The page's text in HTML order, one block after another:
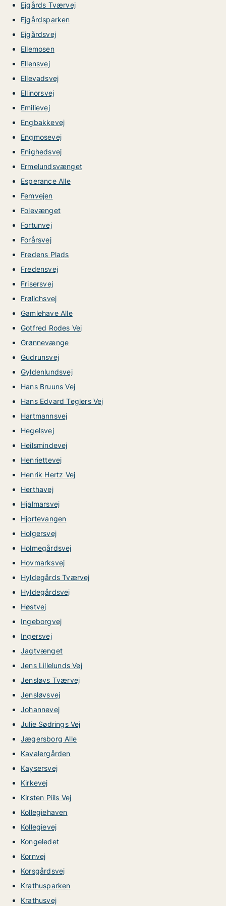
Ejgårds Tværvej
Ejgårdsparken
Ejgårdsvej
Ellemosen
Ellensvej
Ellevadsvej
Ellinorsvej
Emilievej
Engbakkevej
Engmosevej
Enighedsvej
Ermelundsvænget
Esperance Alle
Femvejen
Folevænget
Fortunvej
Forårsvej
Fredens Plads
Fredensvej
Frisersvej
Frølichsvej
Gamlehave Alle
Gotfred Rodes Vej
Grønnevænge
Gudrunsvej
Gyldenlundsvej
Hans Bruuns Vej
Hans Edvard Teglers Vej
Hartmannsvej
Hegelsvej
Heilsmindevej
Henriettevej
Henrik Hertz Vej
Herthavej
Hjalmarsvej
Hjortevangen
Holgersvej
Holmegårdsvej
Hovmarksvej
Hyldegårds Tværvej
Hyldegårdsvej
Høstvej
Ingeborgvej
Ingersvej
Jagtvænget
Jens Lillelunds Vej
Jensløvs Tværvej
Jensløvsvej
Johannevej
Julie Sødrings Vej
Jægersborg Alle
Kavalergården
Kaysersvej
Kirkevej
Kirsten Piils Vej
Kollegiehaven
Kollegievej
Kongeledet
Kornvej
Korsgårdsvej
Krathusparken
Krathusvej